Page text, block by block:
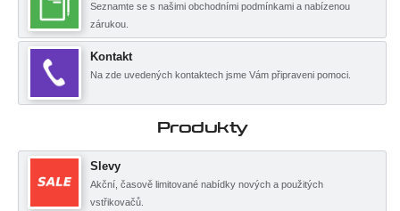
Seznamte se s našimi obchodními podmínkami a nabízenou
zárukou.
Kontakt
Na zde uvedených kontaktech jsme Vám připraveni pomoci.
Produkty
Slevy
Akční, časově limitované nabídky nových a použitých
vstřikovačů.